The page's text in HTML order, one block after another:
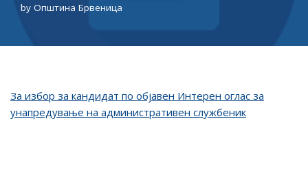
by Општина Брвеница
За избор за кандидат по објавен Интерен оглас за
унапредување на административен службеник